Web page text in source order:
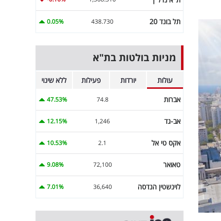
תל בונד 20 438.730
0.05%
מניות בולטות בת"א
עולות יורדות פעילות ללא שינוי
אברות 74.8
47.53%
אב-גד 1,246
12.15%
אקס טי אל 2.1
10.53%
טאואר 72,100
9.08%
לוינשטין הנדסה 36,640
7.01%